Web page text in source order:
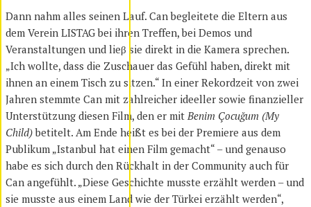
Dann nahm alles seinen Lauf. Can begleitete die Eltern aus
dem Verein LISTAG bei ihren Treffen, bei Demos und
Veranstaltungen und lieβ sie direkt in die Kamera sprechen.
„Ich wollte, dass die Zuschauer das Gefühl haben, direkt mit
ihnen an einem Tisch zu sitzen.“ In einer Rekordzeit von zwei
Jahren stemmte Can mit zahlreicher ideeller sowie finanzieller
Unterstützung diesen Film, den er mit Benim Çocuğum (My
Child)betitelt. Am Ende heißt es bei der Premiere aus dem
Publikum „Istanbul hat einen Film gemacht“ – und genauso
habe es sich durch den Rückhalt in der Community auch für
Can angefühlt. „Diese Geschichte musste erzählt werden – und
sie musste aus einem Land wie der Türkei erzählt werden“,